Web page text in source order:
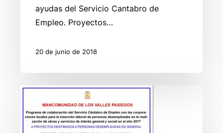
ayudas del Servicio Cantabro de
Empleo. Proyectos…
20 de junio de 2018
Obras
Servicios